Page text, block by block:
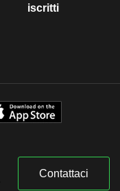
iscritti
Contattaci